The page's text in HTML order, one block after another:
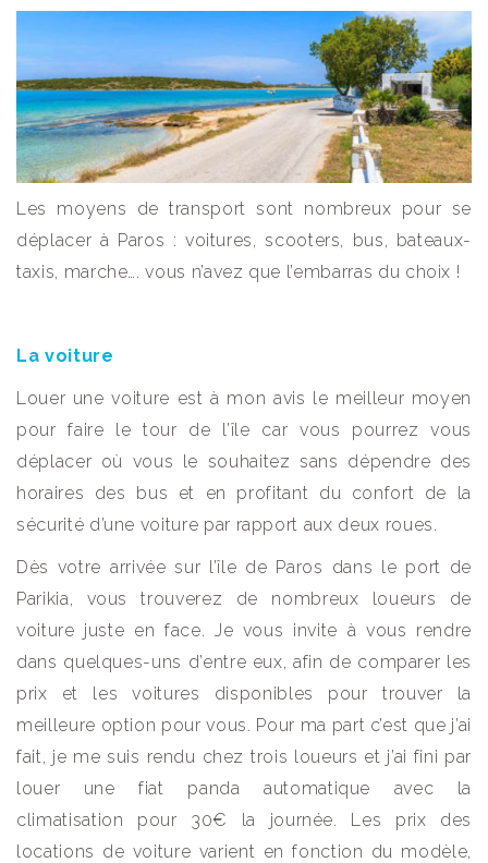
Les moyens de transport sont nombreux pour se
déplacer à Paros : voitures, scooters, bus, bateaux-
taxis, marche…. vous n’avez que l’embarras du choix !
La voiture
Louer une voiture est à mon avis le meilleur moyen
pour faire le tour de l’île car vous pourrez vous
déplacer où vous le souhaitez sans dépendre des
horaires des bus et en profitant du confort de la
sécurité d’une voiture par rapport aux deux roues.
Dès votre arrivée sur l’île de Paros dans le port de
Parikia, vous trouverez de nombreux loueurs de
voiture juste en face. Je vous invite à vous rendre
dans quelques-uns d’entre eux, afin de comparer les
prix et les voitures disponibles pour trouver la
meilleure option pour vous. Pour ma part c’est que j’ai
fait, je me suis rendu chez trois loueurs et j’ai fini par
louer une fiat panda automatique avec la
climatisation pour 30€ la journée. Les prix des
locations de voiture varient en fonction du modèle,